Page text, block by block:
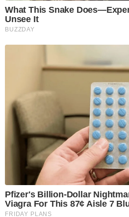
What This Snake
Unsee It
BUZZDAY
Pfizer's Billion-Dollar
Viagra For This 87¢ Aisle 7
FRIDAY PLANS